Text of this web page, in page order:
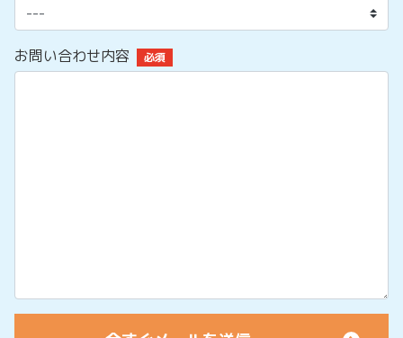
お問い合わせ内容 必須